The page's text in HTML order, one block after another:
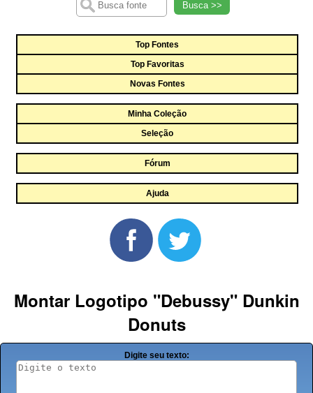
Busca >>
Top Fontes
Top Favoritas
Novas Fontes
Minha Coleção
Seleção
Fórum
Ajuda
Montar Logotipo "Debussy" Dunkin
Donuts
Digite seu texto: